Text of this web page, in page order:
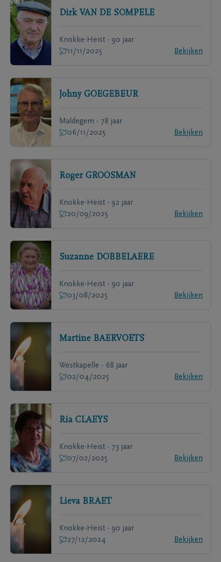
Dirk VAN DE SOMPELE
Knokke-Heist - 90 jaar
11/11/2025
Bekijken
Johny GOEGEBEUR
Maldegem - 78 jaar
06/11/2025
Bekijken
Roger GROOSMAN
Knokke-Heist - 92 jaar
20/09/2025
Bekijken
Suzanne DOBBELAERE
Knokke-Heist - 90 jaar
03/08/2025
Bekijken
Martine BAERVOETS
Westkapelle - 68 jaar
02/04/2025
Bekijken
Ria CLAEYS
Knokke-Heist - 73 jaar
07/02/2025
Bekijken
Lieva BRAET
Knokke-Heist - 90 jaar
27/12/2024
Bekijken